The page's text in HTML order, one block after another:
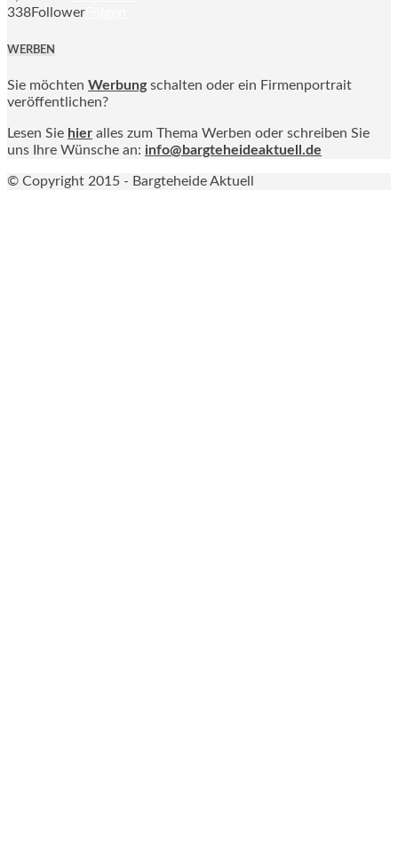
338Follower
WERBEN
Sie möchten Werbung schalten oder ein Firmenportrait
veröffentlichen?
Lesen Sie hier alles zum Thema Werben oder schreiben Sie
uns Ihre Wünsche an: info@bargteheideaktuell.de
© Copyright 2015 - Bargteheide Aktuell